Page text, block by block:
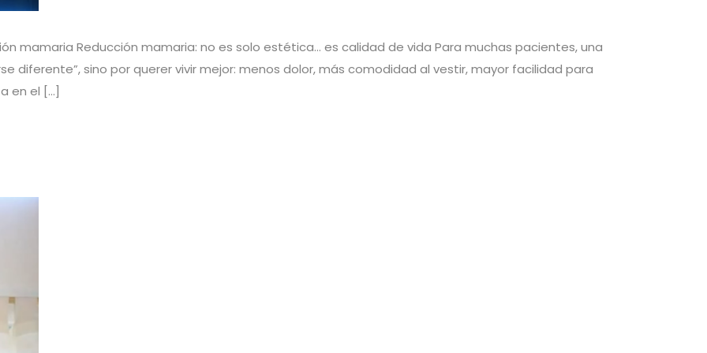
mamaria Reducción mamaria: no es solo estética… es calidad de vida Para muchas pacientes, una
diferente”, sino por querer vivir mejor: menos dolor, más comodidad al vestir, mayor facilidad para
en el […]